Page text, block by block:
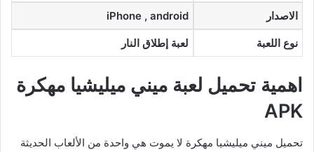
الاصدار iPhone , android
نوع اللعبة لعبة إطلاق النار
اهمية تحميل لعبة ميني ميليشيا مهكرة
APK
تحميل ميني ميليشيا مهكرة لا يموت هي واحدة من الألعاب الحديثة